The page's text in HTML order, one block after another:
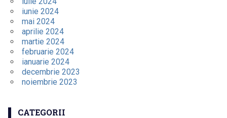
iunie 2024
mai 2024
aprilie 2024
martie 2024
februarie 2024
ianuarie 2024
decembrie 2023
noiembrie 2023
CATEGORII